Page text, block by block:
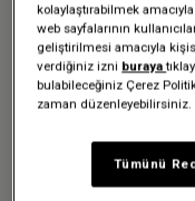
kolaylaştırabilmek
web sayfalarının
geliştirilmesi amacıyla
verdiğiniz izni buraya
bulabileceğiniz Çerez
zaman düzenleyebilirsiniz.
Tümünü